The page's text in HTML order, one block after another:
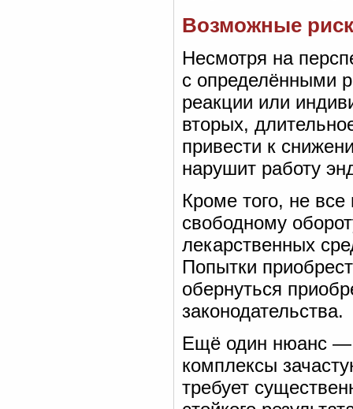
Возможные
Несмотря на
с определёнными
реакции или
вторых,
привести к
нарушит работу
Кроме того, не
свободному
лекарственных
Попытки
обернуться
законодательства.
Ещё один нюанс —
комплексы
требует